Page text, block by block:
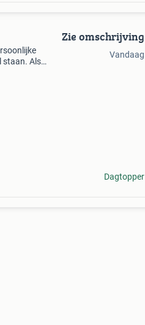
staan. Als
Zie omschrijving
Vandaag
Dagtopper